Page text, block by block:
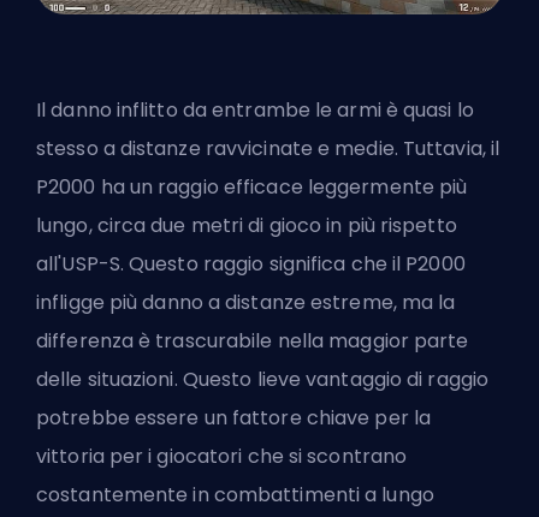
Il danno inflitto da entrambe le armi è quasi lo
stesso a distanze ravvicinate e medie. Tuttavia, il
P2000 ha un raggio efficace leggermente più
lungo, circa due metri di gioco in più rispetto
all'USP-S. Questo raggio significa che il P2000
infligge più danno a distanze estreme, ma la
differenza è trascurabile nella maggior parte
delle situazioni. Questo lieve vantaggio di raggio
potrebbe essere un fattore chiave per la
vittoria per i giocatori che si scontrano
costantemente in combattimenti a lungo